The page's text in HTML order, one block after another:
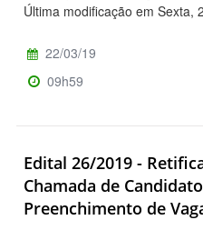
Última modificação em Sexta,
22/03/19
09h59
Edital 26/2019 -
Chamada de
Preenchimento de